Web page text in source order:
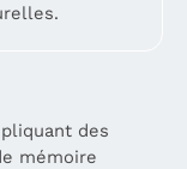
des
mémoire